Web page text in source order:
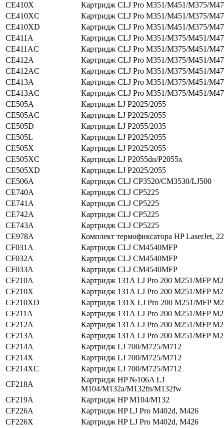
CE410X
Картридж CLJ Pro M351/M451/M375/
CE410XC
Картридж CLJ Pro M351/M451/M375/
CE410XD
Картридж CLJ Pro M351/M451/M375/
CE411A
Картридж CLJ Pro M351/M375/M451/
CE411AC
Картридж CLJ Pro M351/M375/M451/
CE412A
Картридж CLJ Pro M351/M375/M451/
CE412AC
Картридж CLJ Pro M351/M375/M451/
CE413A
Картридж CLJ Pro M351/M375/M451/
CE413AC
Картридж CLJ Pro M351/M375/M451/
CE505A
Картридж LJ P2025/2055
CE505AC
Картридж LJ P2025/2055
CE505D
Картридж LJ P2055/2035
CE505L
Картридж LJ P2025/2055
CE505X
Картридж LJ P2025/2055
CE505XC
Картридж LJ P2055dn/P2055x
CE505XD
Картридж LJ P2025/2055
CE506A
Картридж CLJ CP3520/CM3530/LJ500
CE740A
Картридж CLJ CP5225
CE741A
Картридж CLJ CP5225
CE742A
Картридж CLJ CP5225
CE743A
Картридж CLJ CP5225
CE978A
Комплект термофиксатора HP LaserJet,
CF031A
Картридж CLJ CM4540MFP
CF032A
Картридж CLJ CM4540MFP
CF033A
Картридж CLJ CM4540MFP
CF210A
Картридж 131A LJ Pro 200 M251/MFP
CF210X
Картридж 131A LJ Pro 200 M251/MFP
CF210XD
Картридж 131X LJ Pro 200 M251/MFP
CF211A
Картридж 131A LJ Pro 200 M251/MFP
CF212A
Картридж 131A LJ Pro 200 M251/MFP
CF213A
Картридж 131A LJ Pro 200 M251/MFP
CF214A
Картридж LJ 700/M725/M712
CF214X
Картридж LJ 700/M725/M712
CF214XC
Картридж LJ 700/M725/M712
CF218A
Картридж HP №106A LJ
M104/M132a/M132fn/M132fw
CF219A
Картридж HP M104/M132
CF226A
Картридж HP LJ Pro M402d, M426
CF226X
Картридж HP LJ Pro M402d, M426